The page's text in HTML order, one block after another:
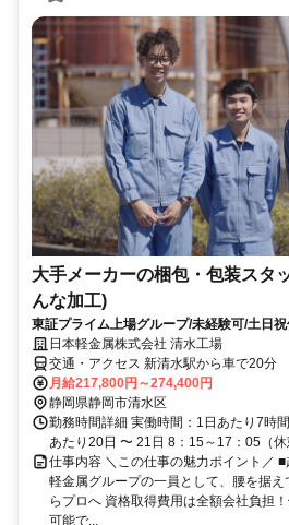
大手メーカーの梱包・包装スタ
んな加工)
東証プライム上場グループ/未経験可/土日
日本軽金属株式会社 清水工場
交通・アクセス 新清水駅から車で20分
月給217,800円～274,400円
静岡県静岡市清水区
勤務時間詳細 実働時間：1日あたり7時
あたり20日 〜 21日 8：15～17：05（休
仕事内容 ＼この仕事の魅力ポイント／
軽金属グループの一員として、腰を据
らプロへ 資格取得費用は全額会社負担
可能で...